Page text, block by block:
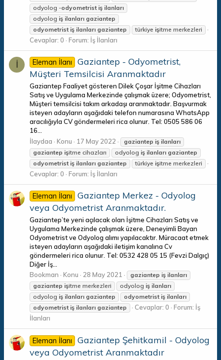
odyolog -odyometrist iş ilanları
odyolog iş ilanları gaziantep
odyometrist iş ilanları gaziantep türkiye işitme merkezleri
Cevaplar: 0 Forum: İş İlanları
İ Eleman İlanı
Gaziantep - Odyometrist,
Müşteri Temsilcisi Aranmaktadır
Gaziantep Faaliyet gösteren Dilek Çoşar İşitme Cihazları
Satış ve Uygulama Merkezinde çalışmak üzere; Odyometrist,
Müşteri temsilcisi takım arkadaşı aranmaktadır. Başvurmak
isteyen adayların aşağıdaki telefon numarasına WhatsApp
aracılığıyla CV göndermeleri rica olunur. Tel: 0505 586 06
16...
İlaydaa
Konu 17 May 2022 gaziantep iş ilanları
gaziantep işitme cihazları odyolog iş ilanları gaziantep
odyometrist iş ilanları gaziantep türkiye işitme merkezleri
Cevaplar: 0 Forum: İş İlanları
Eleman İlanı
Gaziantep Merkez - Odyolog
veya Odyometrist Aranmaktadır.
Gaziantep’te yeni açılacak olan İşitme Cihazları Satış ve
Uygulama Merkezinde çalışmak üzere, Deneyimli Bayan
Odyometrist ve Odyolog alımı yapılacaktır. Müracaat etmek
isteyen adayların aşağıdaki iletişim kanalına Cv
göndermeleri rica olunur. Tel: 0532 428 05 15 (Fevzi Dalgıç)
Diğer İş...
Bookman
Konu 28 May 2021 gaziantep iş ilanları
gaziantep işitme merkezleri odyolog iş ilanları
odyolog iş ilanları gaziantep odyometrist iş ilanları
odyometrist iş ilanları gaziantep Cevaplar: 0 Forum: İş
İlanları
Eleman İlanı
Gaziantep Şehitkamil - Odyolog
veya Odyometrist Aranmaktadır